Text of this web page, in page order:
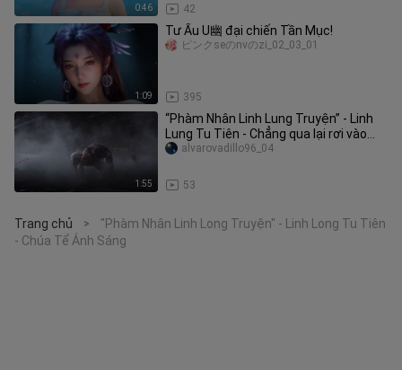
0:46 42
1:09
Tư Ấu U幽 đại chiến Tần Mục!
395
ピンクseのnvのzi_02_03_01
1:55
“Phàm Nhân Linh Lung Truyện” - Linh
Lung Tu Tiên - Chẳng qua lại rơi vào
phàm trần mà thôi
53
alvarovadillo96_04
Trang chủ >
"Phàm Nhân Linh Long Truyện" - Linh Long Tu Tiên
- Chúa Tể Ánh Sáng